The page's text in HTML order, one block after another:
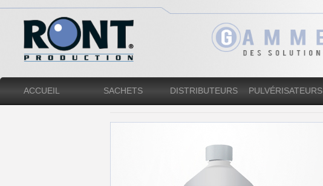
ACCUEIL SACHETS DISTRIBUTEURS PULVÉRISATEURS